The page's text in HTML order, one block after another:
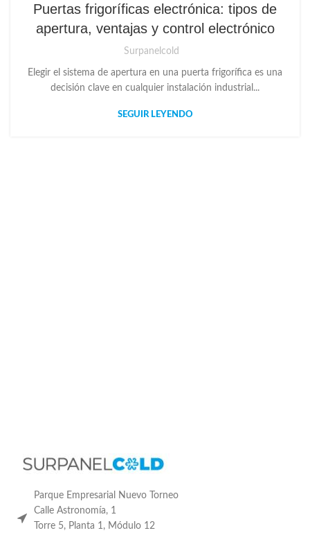
Puertas frigoríficas electrónica: tipos de
apertura, ventajas y control electrónico
Surpanelcold
Elegir el sistema de apertura en una puerta frigorífica es una
decisión clave en cualquier instalación industrial...
SEGUIR LEYENDO
Parque Empresarial Nuevo Torneo
Calle Astronomía, 1
Torre 5, Planta 1, Módulo 12